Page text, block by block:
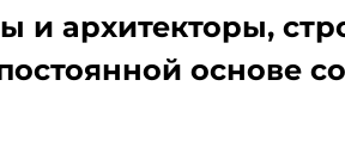
и архитекторы,
основе